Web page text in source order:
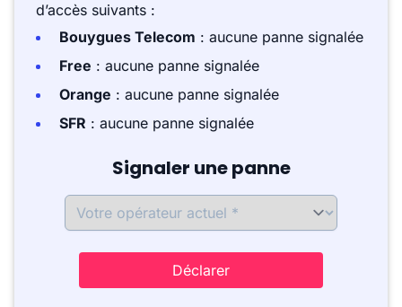
d’accès suivants :
Bouygues Telecom : aucune panne signalée
Free : aucune panne signalée
Orange : aucune panne signalée
SFR : aucune panne signalée
Signaler une panne
Déclarer